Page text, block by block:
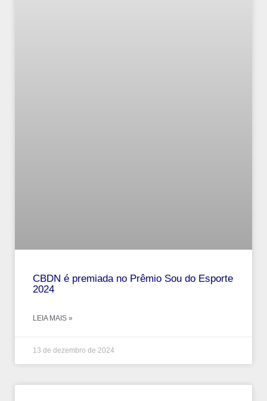
CBDN é premiada no Prêmio Sou do Esporte
2024
LEIA MAIS »
13 de dezembro de 2024